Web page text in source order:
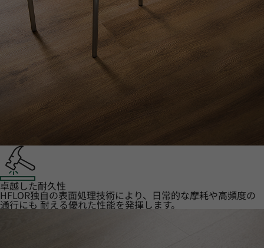
卓越した耐久性
HFLOR独自の表面処理技術により、日常的な摩耗や高頻度の
通行にも 耐える優れた性能を発揮します。